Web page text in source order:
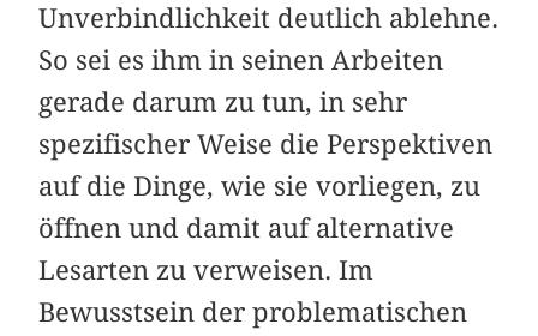
Unverbindlichkeit deutlich ablehne.
So sei es ihm in seinen Arbeiten
gerade darum zu tun, in sehr
spezifischer Weise die Perspektiven
auf die Dinge, wie sie vorliegen, zu
öffnen und damit auf alternative
Lesarten zu verweisen. Im
Bewusstsein der problematischen